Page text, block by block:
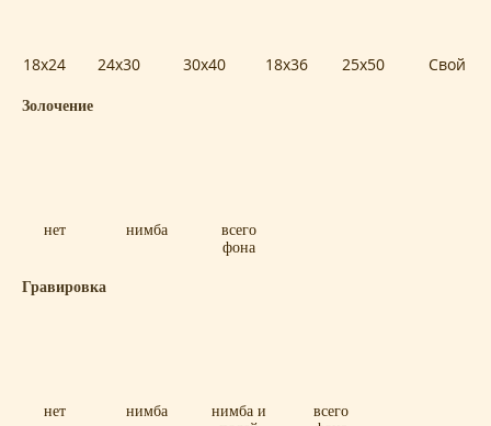
18x24 24x30 30x40 18x36 25x50 Свой
Золочение
нет нимба
всего
фона
Гравировка
нет нимба
нимба и
всего